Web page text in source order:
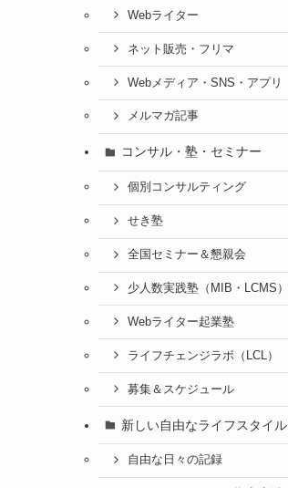
Webライター
ネット販売・フリマ
Webメディア・SNS・アプリ
メルマガ記事
コンサル・塾・セミナー
個別コンサルティング
せき塾
全国セミナー＆懇親会
少人数実践塾（MIB・LCMS）
Webライター起業塾
ライフチェンジラボ（LCL）
募集＆スケジュール
新しい自由なライフスタイル
自由な日々の記録